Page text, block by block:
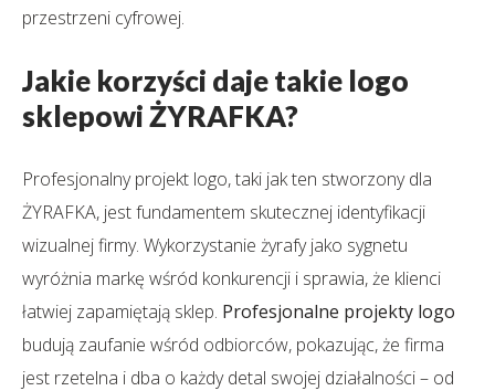
przestrzeni cyfrowej.
Jakie korzyści daje takie logo
sklepowi ŻYRAFKA?
Profesjonalny projekt logo, taki jak ten stworzony dla
ŻYRAFKA, jest fundamentem skutecznej identyfikacji
wizualnej firmy. Wykorzystanie żyrafy jako sygnetu
wyróżnia markę wśród konkurencji i sprawia, że klienci
łatwiej zapamiętają sklep. Profesjonalne projekty logo
budują zaufanie wśród odbiorców, pokazując, że firma
jest rzetelna i dba o każdy detal swojej działalności – od